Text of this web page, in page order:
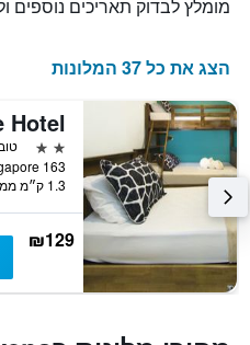
מומלץ לבדוק תאריכים נוספים
הצג את כל 37 המלונות
Hotel
2 כוכבים
טוב
1.3 ק״מ ממרכז העיר
₪129